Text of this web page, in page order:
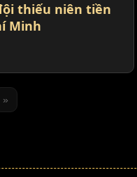
thiếu niên tiền
Minh
»